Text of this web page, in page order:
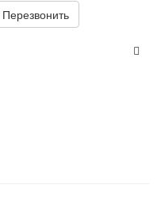
Перезвонить